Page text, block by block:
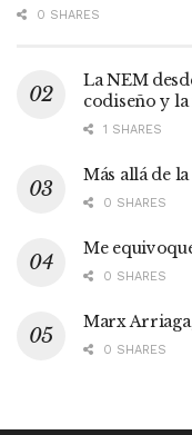
0 SHARES
La NEM
codiseño y
1 SHARES
Más allá de
0 SHARES
Me
0 SHARES
Marx
0 SHARES